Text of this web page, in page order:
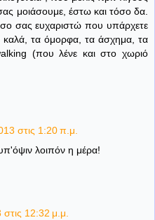
μοιάσουμε, έστω και τόσο δα.
σας ευχαριστώ που υπάρχετε
καλά, τα όμορφα, τα άσχημα, τα
(που λένε και στο χωριό
στις 1:20 π.μ.
λοιπόν η μέρα!
12:32 μ.μ.